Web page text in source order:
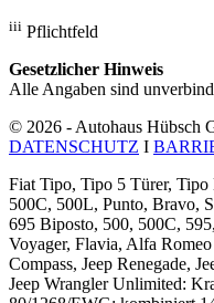
iii Pflichtfeld
Gesetzlicher Hinweis
Alle Angaben sind
© 2026 - Autohaus Hübsch
DATENSCHUTZ I
Fiat Tipo, Tipo 5 Türer,
500C, 500L, Punto, Bravo,
695 Biposto, 500, 500C,
Voyager, Flavia, Alfa
Compass, Jeep Renegade,
Jeep Wrangler Unlimited: